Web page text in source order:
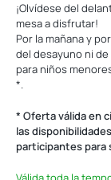
¡Olvídese del
mesa a disfrutar!
Por la mañana y
del desayuno ni
para niños
*.
* Oferta válida en
las
participantes para